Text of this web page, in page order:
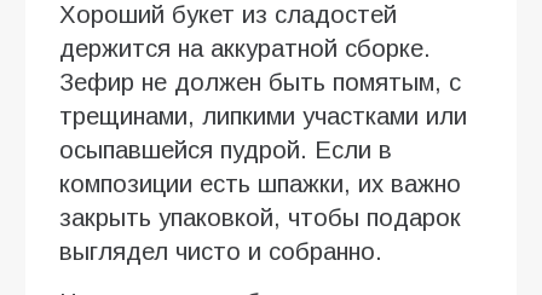
Хороший букет из сладостей
держится на аккуратной сборке.
Зефир не должен быть помятым, с
трещинами, липкими участками или
осыпавшейся пудрой. Если в
композиции есть шпажки, их важно
закрыть упаковкой, чтобы подарок
выглядел чисто и собранно.